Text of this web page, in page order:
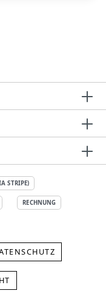
STRIPE)
RECHNUNG